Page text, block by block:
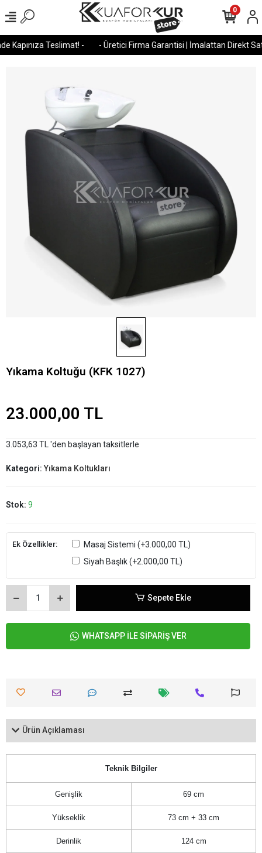
Kapınıza Teslimat! - - Üretici Firma Garantisi | İmalattan Direkt
0
Yıkama Koltuğu (KFK 1027)
23.000,00 TL
3.053,63 TL 'den başlayan taksitlerle
Kategori:Yıkama Koltukları
Stok: 9
Ek Özellikler: Masaj Sistemi (+3.000,00 TL)
Siyah Başlık(+2.000,00 TL)
Sepete Ekle
WHATSAPP İLE SİPARİŞ VER
Ürün Açıklaması
Teknik Bilgiler
Genişlik 69 cm
Yükseklik 73 cm + 33 cm
Derinlik 124 cm